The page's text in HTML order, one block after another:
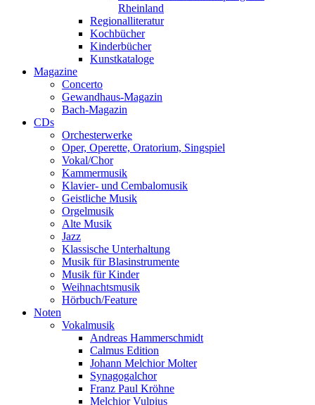
Rheinland
Regionalliteratur
Kochbücher
Kinderbücher
Kunstkataloge
Magazine
Concerto
Gewandhaus-Magazin
Bach-Magazin
CDs
Orchesterwerke
Oper, Operette, Oratorium, Singspiel
Vokal/Chor
Kammermusik
Klavier- und Cembalomusik
Geistliche Musik
Orgelmusik
Alte Musik
Jazz
Klassische Unterhaltung
Musik für Blasinstrumente
Musik für Kinder
Weihnachtsmusik
Hörbuch/Feature
Noten
Vokalmusik
Andreas Hammerschmidt
Calmus Edition
Johann Melchior Molter
Synagogalchor
Franz Paul Kröhne
Melchior Vulpius